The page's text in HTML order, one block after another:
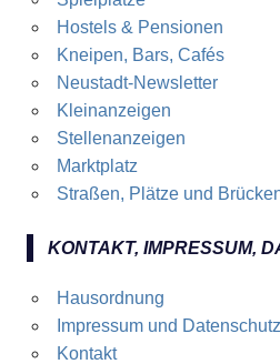
Hostels & Pensionen
Kneipen, Bars, Cafés
Neustadt-Newsletter
Kleinanzeigen
Stellenanzeigen
Marktplatz
Straßen, Plätze und
KONTAKT, IMPRESSUM,
Hausordnung
Impressum und Datenschutz
Kontakt